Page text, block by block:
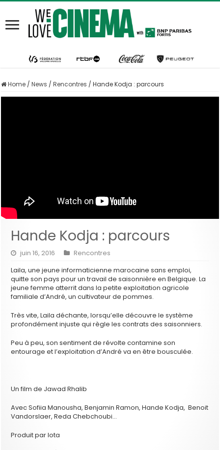
Home / News / Rencontres / Hande Kodja : parcours
Hande Kodja : parcours
juin 16, 2016
Rencontres
Laila, une jeune informaticienne marocaine sans emploi,
quitte son pays pour un travail de saisonnière en Belgique. La
jeune femme atterrit dans la petite exploitation agricole
familiale d’André, un cultivateur de pommes.
Très vite, Laila déchante, lorsqu’elle découvre le système
profondément injuste qui règle les contrats des saisonniers.
Peu à peu, son sentiment de révolte contamine son
entourage et l’exploitation d’André va en être bousculée.
Un film de Jawad Rhalib
Avec Sofiia Manousha, Benjamin Ramon, Hande Kodja, Benoit
Vandorslaer, Reda Chebchoubi…
Produit par Iota